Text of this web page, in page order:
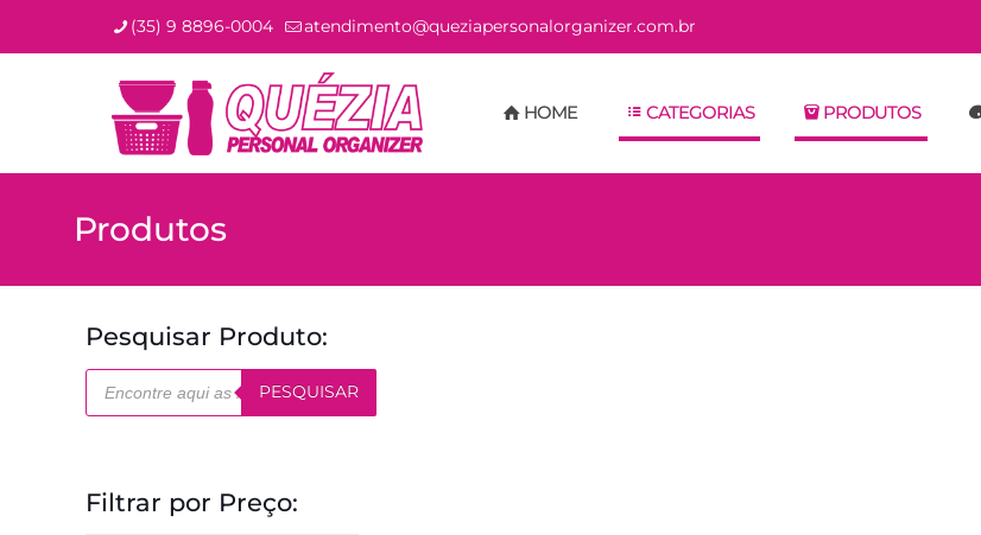
(35) 9 8896-0004 atendimento@queziapersonalorganizer.com.br
HOME CATEGORIAS PRODUTOS
Produtos
Pesquisar Produto:
Pesquisar
produtos PESQUISAR
Filtrar por Preço: